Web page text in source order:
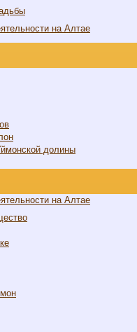
на Алтае
долины
на Алтае